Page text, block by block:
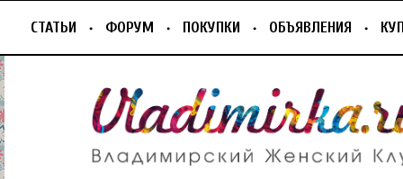
СТАТЬИ ФОРУМ ПОКУПКИ ОБЪЯВЛЕНИЯ